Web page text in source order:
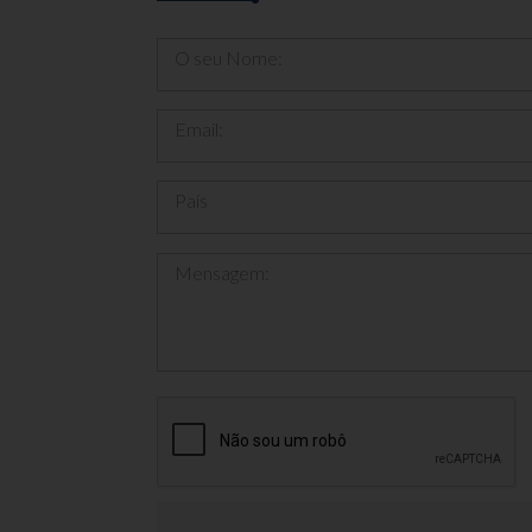
Mensagem: